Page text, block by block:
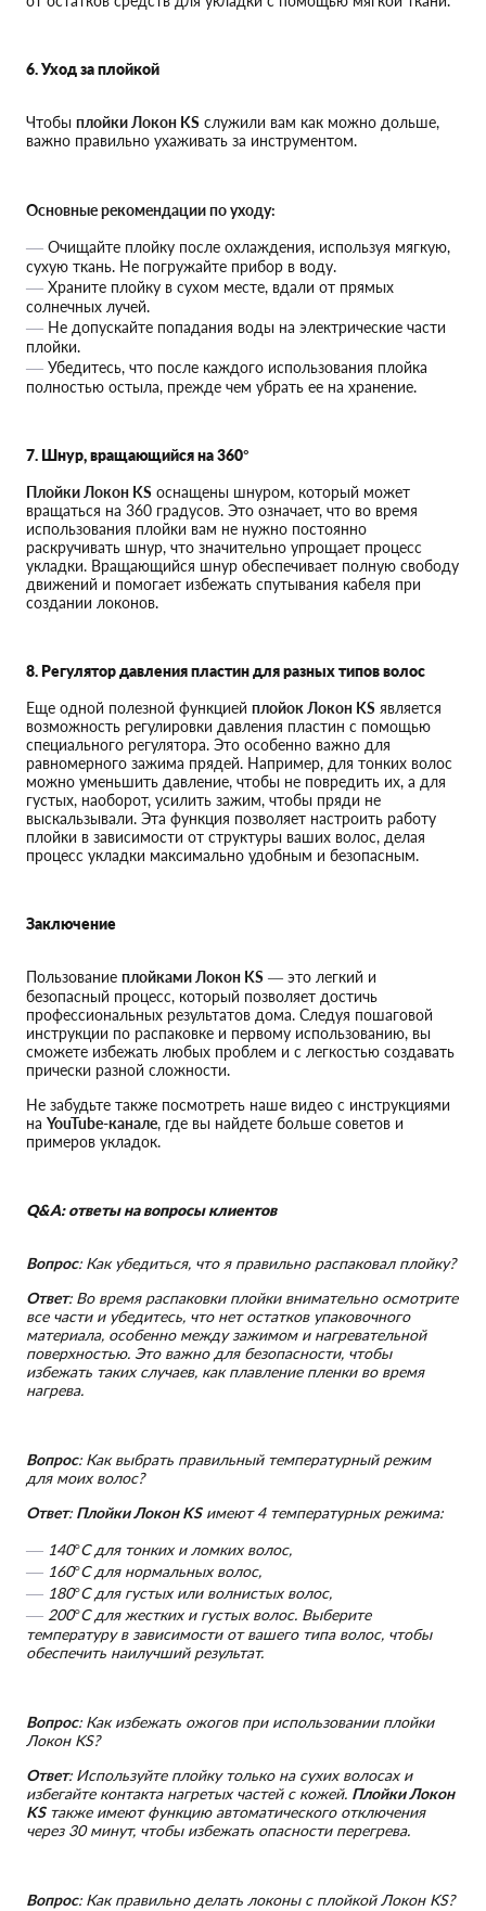
6. Уход за плойкой
Чтобы плойки Локон KS служили вам как можно дольше,
важно правильно ухаживать за инструментом.
Основные рекомендации по уходу:
Очищайте плойку после охлаждения, используя мягкую,
сухую ткань. Не погружайте прибор в воду.
Храните плойку в сухом месте, вдали от прямых
солнечных лучей.
Не допускайте попадания воды на электрические части
плойки.
Убедитесь, что после каждого использования плойка
полностью остыла, прежде чем убрать ее на хранение.
7. Шнур, вращающийся на 360°
Плойки Локон KS оснащены шнуром, который может
вращаться на 360 градусов. Это означает, что во время
использования плойки вам не нужно постоянно
раскручивать шнур, что значительно упрощает процесс
укладки. Вращающийся шнур обеспечивает полную свободу
движений и помогает избежать спутывания кабеля при
создании локонов.
8. Регулятор давления пластин для разных типов волос
Еще одной полезной функцией плойок Локон KS является
возможность регулировки давления пластин с помощью
специального регулятора. Это особенно важно для
равномерного зажима прядей. Например, для тонких волос
можно уменьшить давление, чтобы не повредить их, а для
густых, наоборот, усилить зажим, чтобы пряди не
выскальзывали. Эта функция позволяет настроить работу
плойки в зависимости от структуры ваших волос, делая
процесс укладки максимально удобным и безопасным.
Заключение
Пользование плойками Локон KS — это легкий и
безопасный процесс, который позволяет достичь
профессиональных результатов дома. Следуя пошаговой
инструкции по распаковке и первому использованию, вы
сможете избежать любых проблем и с легкостью создавать
прически разной сложности.
Не забудьте также посмотреть наше видео с инструкциями
на YouTube-канале, где вы найдете больше советов и
примеров укладок.
Q&A: ответы на вопросы клиентов
Вопрос: Как убедиться, что я правильно распаковал плойку?
Ответ: Во время распаковки плойки внимательно осмотрите
все части и убедитесь, что нет остатков упаковочного
материала, особенно между зажимом и нагревательной
поверхностью. Это важно для безопасности, чтобы
избежать таких случаев, как плавление пленки во время
нагрева.
Вопрос: Как выбрать правильный температурный режим
для моих волос?
Ответ: Плойки Локон KSимеют 4 температурных режима:
140°C для тонких и ломких волос,
160°C для нормальных волос,
180°C для густых или волнистых волос,
200°C для жестких и густых волос. Выберите
температуру в зависимости от вашего типа волос, чтобы
обеспечить наилучший результат.
Вопрос: Как избежать ожогов при использовании плойки
Локон KS?
Ответ: Используйте плойку только на сухих волосах и
избегайте контакта нагретых частей с кожей. Плойки Локон
KSтакже имеют функцию автоматического отключения
через 30 минут, чтобы избежать опасности перегрева.
Вопрос: Как правильно делать локоны с плойкой Локон KS?